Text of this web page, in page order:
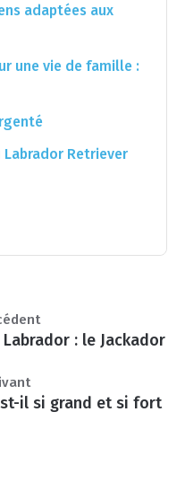
adaptées aux
une vie de famille :
Retriever
: le Jackador
il si grand et si fort